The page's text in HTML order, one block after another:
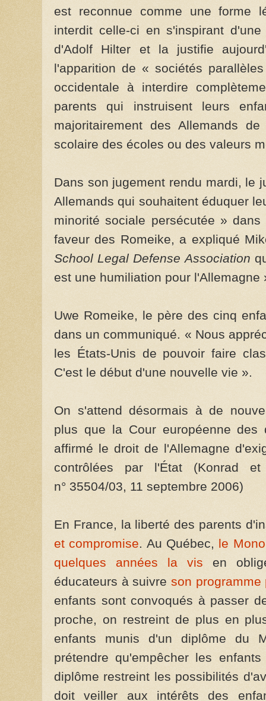
est reconnue comme une forme
interdit celle-ci en s'inspirant
d'Adolf Hilter et la justifie
l'apparition de « sociétés
occidentale à interdire
parents qui instruisent leurs
majoritairement des Allemands
scolaire des écoles ou des valeurs
Dans son jugement rendu mardi, le
Allemands qui souhaitent éduquer
minorité sociale persécutée »
faveur des Romeike, a expliqué
School Legal Defense Association
est une humiliation pour l'Allemagne
Uwe Romeike, le père des cinq
dans un communiqué. « Nous
les États-Unis de pouvoir faire
C'est le début d'une nouvelle vie ».
On s'attend désormais à de
plus que la Cour européenne
affirmé le droit de l'Allemagne
contrôlées par l'État (Konrad
n° 35504/03, 11 septembre 2006)
En France, la liberté des parents
et compromise. Au Québec, le
quelques années la vis en
éducateurs à suivre son programme
enfants sont convoqués à passer
proche, on restreint de plus en
enfants munis d'un diplôme du
prétendre qu'empêcher les
diplôme restreint les possibilités
doit veiller aux intérêts des